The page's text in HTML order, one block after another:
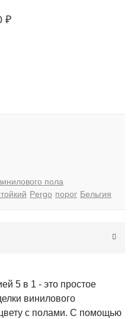
₽
пола
Pergo порог Бельгия
5 в 1 - это простое
винилового
с полами. С помощью